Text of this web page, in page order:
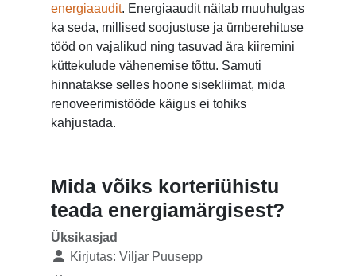
energiaaudit. Energiaaudit näitab muuhulgas
ka seda, millised soojustuse ja ümberehituse
tööd on vajalikud ning tasuvad ära kiiremini
küttekulude vähenemise tõttu. Samuti
hinnatakse selles hoone sisekliimat, mida
renoveerimistööde käigus ei tohiks
kahjustada.
Mida võiks korteriühistu
teada energiamärgisest?
Üksikasjad
Kirjutas: Viljar Puusepp